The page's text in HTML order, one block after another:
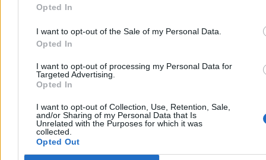
Opted In
I want to opt-out of the Sale of my Personal Data.
Opted In
I want to opt-out of processing my Personal Data for
Targeted Advertising.
Opted In
I want to opt-out of Collection, Use, Retention, Sale,
and/or Sharing of my Personal Data that Is
Unrelated with the Purposes for which it was
collected.
Opted Out
Może być taniej na stacjach. Jest nowa prognoza
cen paliw